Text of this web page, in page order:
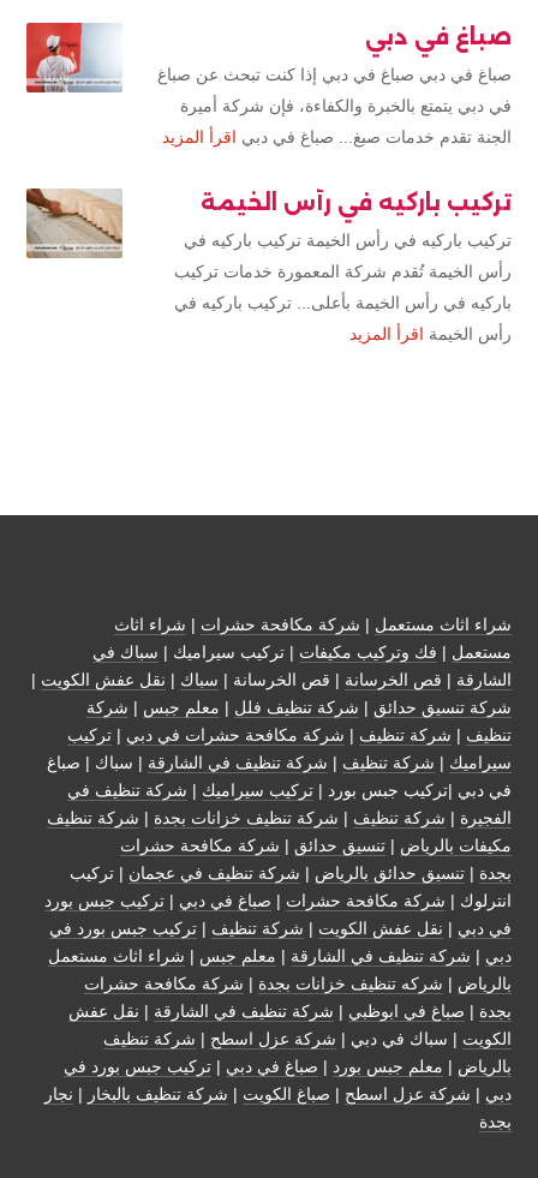
صباغ في دبي
صباغ في دبي صباغ في دبي إذا كنت تبحث عن صباغ
في دبي يتمتع بالخبرة والكفاءة، فإن شركة أميرة
الجنة تقدم خدمات صبغ... صباغ في دبي اقرأ المزيد
تركيب باركيه في رأس الخيمة
تركيب باركيه في رأس الخيمة تركيب باركيه في
رأس الخيمة تُقدم شركة المعمورة خدمات تركيب
باركيه في رأس الخيمة بأعلى... تركيب باركيه في
رأس الخيمة اقرأ المزيد
شراء اثاث مستعمل | شركة مكافحة حشرات | شراء اثاث
مستعمل | فك وتركيب مكيفات | تركيب سيراميك | سباك في
الشارقة | قص الخرسانة | قص الخرسانة | سباك | نقل عفش الكويت |
شركة تنسيق حدائق | شركة تنظيف فلل | معلم جبس | شركة
تنظيف | شركة تنظيف | شركة مكافحة حشرات في دبي | تركيب
سيراميك | شركة تنظيف | شركة تنظيف في الشارقة | سباك | صباغ
في دبي |تركيب جبس بورد | تركيب سيراميك | شركة تنظيف في
الفجيرة | شركة تنظيف | شركة تنظيف خزانات بجدة | شركة تنظيف
مكيفات بالرياض | تنسيق حدائق | شركة مكافحة حشرات
بجدة | تنسيق حدائق بالرياض | شركة تنظيف في عجمان | تركيب
انترلوك | شركة مكافحة حشرات | صباغ في دبي | تركيب جبس بورد
في دبي | نقل عفش الكويت | شركة تنظيف | تركيب جبس بورد في
دبي | شركة تنظيف في الشارقة | معلم جبس | شراء اثاث مستعمل
بالرياض | شركه تنظيف خزانات بجدة | شركة مكافحة حشرات
بجدة | صباغ في ابوظبي | شركة تنظيف في الشارقة | نقل عفش
الكويت | سباك في دبي | شركة عزل اسطح | شركة تنظيف
بالرياض | معلم جبس بورد | صباغ في دبي | تركيب جبس بورد في
دبي | شركة عزل اسطح | صباغ الكويت | شركة تنظيف بالبخار | نجار
بجدة